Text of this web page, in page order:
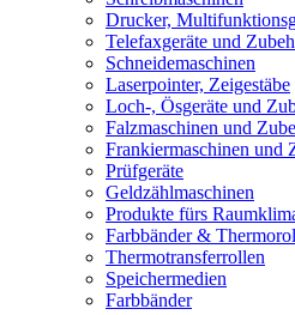
Drucker,
Telefaxgeräte und
Schneidemaschinen
Laserpointer, Zeigestäbe
Loch-, Ösgeräte und
Falzmaschinen und
Frankiermaschinen und
Prüfgeräte
Geldzählmaschinen
Produkte fürs
Farbbänder &
Thermotransferrollen
Speichermedien
Farbbänder